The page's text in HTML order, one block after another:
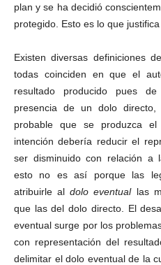
plan y se ha decidió
protegido. Esto es lo que
Existen diversas definiciones
todas coinciden en que el
resultado producido pues
presencia de un dolo
probable que se produzca
intención debería reducir el
ser disminuido con relación a
esto no es así porque las
atribuirle aldolo eventuallas
que las del dolo directo. El
eventual surge por los
con representación del
delimitar el dolo eventual de la